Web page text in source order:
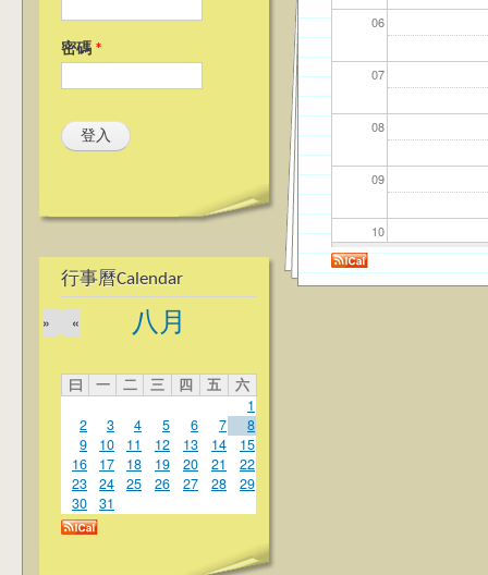
密碼 *
行事曆Calendar
八月
«
»
曰 一 二 三 四 五
六
1
2
3 4 5 6 7
8
9
10 11 12 13 14
15
16
17 18 19 20 21
22
23
24 25 26 27 28
29
30
31
06
07
08
09
10
11